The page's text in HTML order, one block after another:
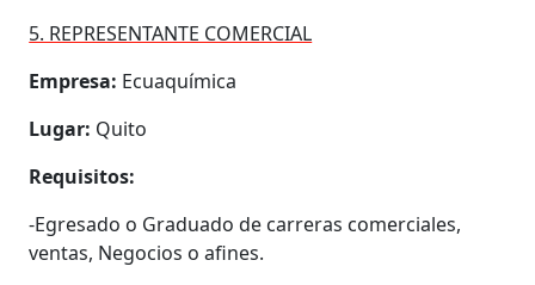
5. REPRESENTANTE COMERCIAL
Empresa: Ecuaquímica
Lugar: Quito
Requisitos:
-Egresado o Graduado de carreras comerciales,
ventas, Negocios o afines.